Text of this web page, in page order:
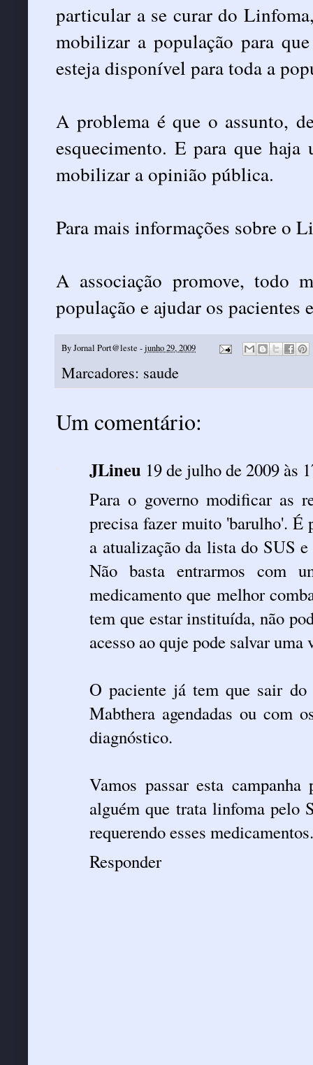
particular a se curar do
mobilizar a população para
esteja disponível para toda a
A problema é que o assunto,
esquecimento. E para que haja
mobilizar a opinião pública.
Para mais informações sobre o
A associação promove, todo
população e ajudar os
ByJornal Port@leste -junho 29, 2009
Marcadores: saude
Um comentário:
JLineu 19 de julho de 2009 às
Para o governo modificar as
precisa fazer muito 'barulho'.
a atualização da lista do SUS
Não basta entrarmos com
medicamento que melhor
tem que estar instituída, não
acesso ao quje pode salvar
O paciente já tem que sair
Mabthera agendadas ou com
diagnóstico.
Vamos passar esta
alguém que trata linfoma pelo
requerendo esses
Responder